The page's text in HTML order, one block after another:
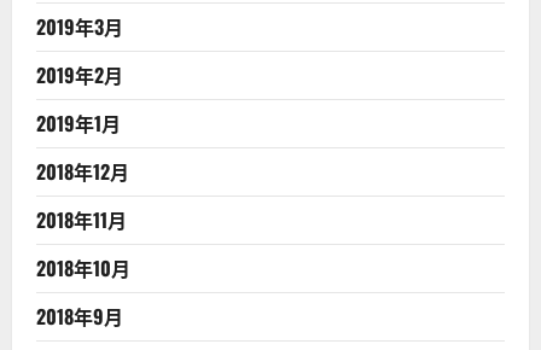
2019年3月
2019年2月
2019年1月
2018年12月
2018年11月
2018年10月
2018年9月